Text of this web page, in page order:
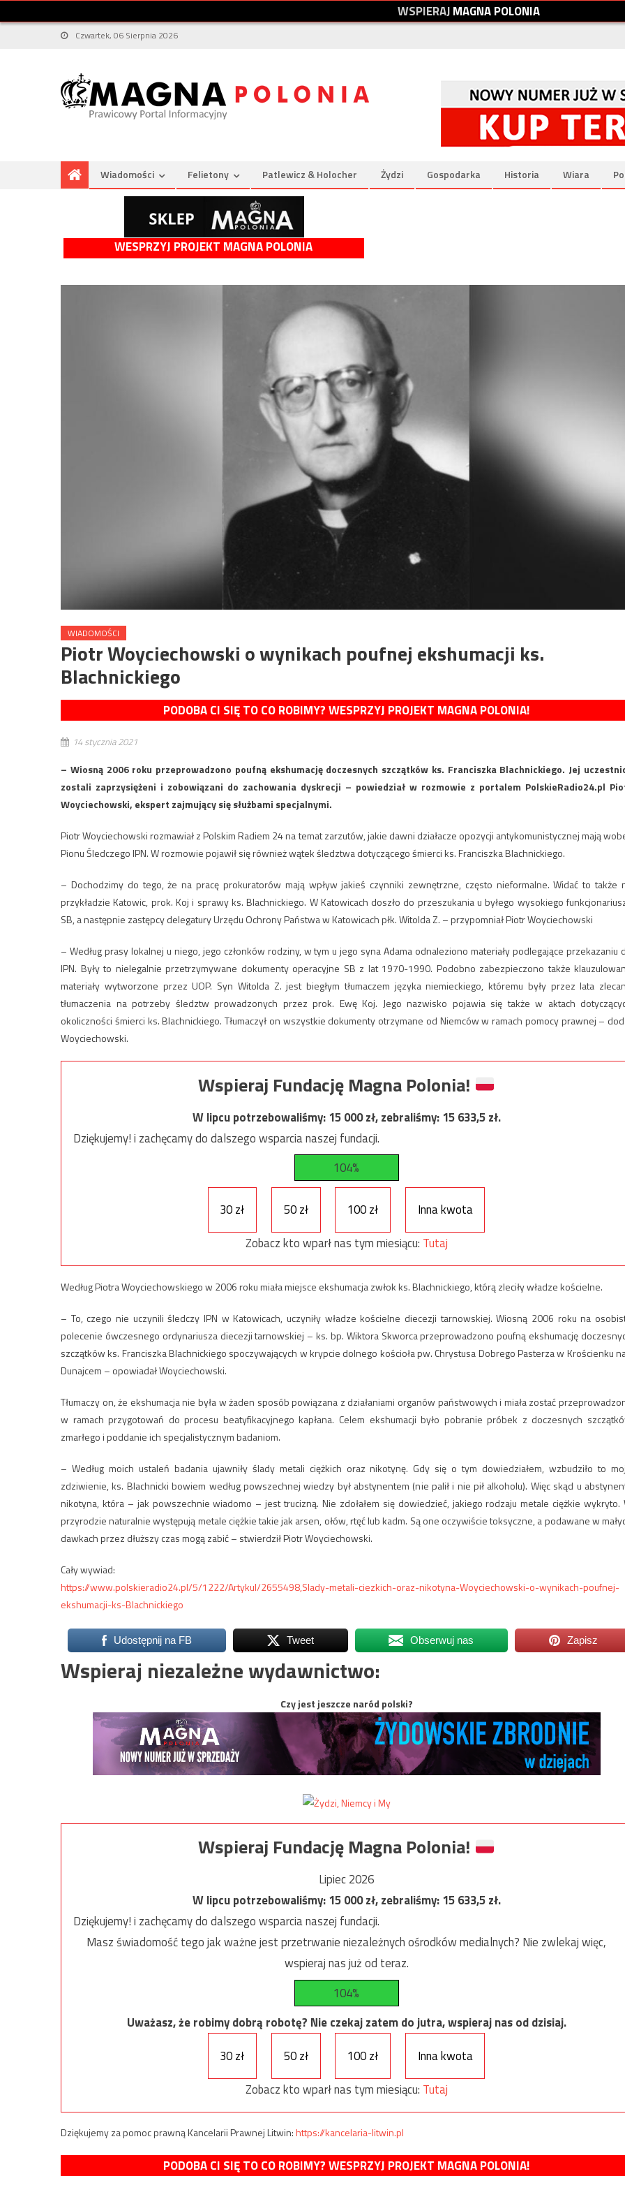
WSPIERAJMAGNAPOLONIA
Czwartek, 06 Sierpnia 2026
Wiadomości Felietony Patlewicz & Holocher Żydzi Gospodarka Historia Wiara
WESPRZYJ PROJEKT MAGNA POLONIA
WIADOMOŚCI
Piotr Woyciechowski o wynikach poufnej ekshumacji ks.
Blachnickiego
PODOBA CI SIĘ TO CO ROBIMY? WESPRZYJ PROJEKT MAGNA POLONIA!
14 stycznia 2021
– Wiosną 2006 roku przeprowadzono poufną ekshumację doczesnych szczątków ks. Franciszka Blachnickiego. Jej
zostali zaprzysiężeni i zobowiązani do zachowania dyskrecji – powiedział w rozmowie z portalem PolskieRadio24.pl
Woyciechowski, ekspert zajmujący się służbami specjalnymi.
Piotr Woyciechowski rozmawiał z Polskim Radiem 24 na temat zarzutów, jakie dawni działacze opozycji antykomunistycznej mają
Pionu Śledczego IPN. W rozmowie pojawił się również wątek śledztwa dotyczącego śmierci ks. Franciszka Blachnickiego.
– Dochodzimy do tego, że na pracę prokuratorów mają wpływ jakieś czynniki zewnętrzne, często nieformalne. Widać to także
przykładzie Katowic, prok. Koj i sprawy ks. Blachnickiego. W Katowicach doszło do przeszukania u byłego wysokiego
SB, a następnie zastępcy delegatury Urzędu Ochrony Państwa w Katowicach płk. Witolda Z. – przypomniał Piotr Woyciechowski
– Według prasy lokalnej u niego, jego członków rodziny, w tym u jego syna Adama odnaleziono materiały podlegające przekazaniu
IPN. Były to nielegalnie przetrzymywane dokumenty operacyjne SB z lat 1970-1990. Podobno zabezpieczono także
materiały wytworzone przez UOP. Syn Witolda Z. jest biegłym tłumaczem języka niemieckiego, któremu były przez lata
tłumaczenia na potrzeby śledztw prowadzonych przez prok. Ewę Koj. Jego nazwisko pojawia się także w aktach
okoliczności śmierci ks. Blachnickiego. Tłumaczył on wszystkie dokumenty otrzymane od Niemców w ramach pomocy prawnej –
Woyciechowski.
Wspieraj Fundację Magna Polonia!
W lipcu potrzebowaliśmy:15 000zł, zebraliśmy:15 633,5zł.
Dziękujemy! i zachęcamy do dalszego wsparcia naszej fundacji.
104%
30 zł 50 zł 100 zł
Inna kwota
Zobacz kto wparł nas tym miesiącu: Tutaj
Według Piotra Woyciechowskiego w 2006 roku miała miejsce ekshumacja zwłok ks. Blachnickiego, którą zleciły władze kościelne.
– To, czego nie uczynili śledczy IPN w Katowicach, uczyniły władze kościelne diecezji tarnowskiej. Wiosną 2006 roku na
polecenie ówczesnego ordynariusza diecezji tarnowskiej – ks. bp. Wiktora Skworca przeprowadzono poufną ekshumację
szczątków ks. Franciszka Blachnickiego spoczywających w krypcie dolnego kościoła pw. Chrystusa Dobrego Pasterza w Krościenku
Dunajcem – opowiadał Woyciechowski.
Tłumaczy on, że ekshumacja nie była w żaden sposób powiązana z działaniami organów państwowych i miała zostać
w ramach przygotowań do procesu beatyfikacyjnego kapłana. Celem ekshumacji było pobranie próbek z doczesnych
zmarłego i poddanie ich specjalistycznym badaniom.
– Według moich ustaleń badania ujawniły ślady metali ciężkich oraz nikotynę. Gdy się o tym dowiedziałem, wzbudziło to
zdziwienie, ks. Blachnicki bowiem według powszechnej wiedzy był abstynentem (nie palił i nie pił alkoholu). Więc skąd u
nikotyna, która – jak powszechnie wiadomo – jest trucizną. Nie zdołałem się dowiedzieć, jakiego rodzaju metale ciężkie wykryto.
przyrodzie naturalnie występują metale ciężkie takie jak arsen, ołów, rtęć lub kadm. Są one oczywiście toksyczne, a podawane w
dawkach przez dłuższy czas mogą zabić – stwierdził Piotr Woyciechowski.
Cały wywiad:
https://www.polskieradio24.pl/5/1222/Artykul/2655498,Slady-metali-ciezkich-oraz-nikotyna-Woyciechowski-o-wynikach-poufnej-
ekshumacji-ks-Blachnickiego
Udostępnij na FB Tweet Obserwuj nas Zapisz
Wspieraj niezależne wydawnictwo:
Czy jest jeszcze naród polski?
Wspieraj Fundację Magna Polonia!
Lipiec 2026
W lipcu potrzebowaliśmy:15 000zł, zebraliśmy:15 633,5zł.
Dziękujemy! i zachęcamy do dalszego wsparcia naszej fundacji.
Masz świadomość tego jak ważne jest przetrwanie niezależnych ośrodków medialnych? Nie zwlekaj więc,
wspieraj nas już od teraz.
104%
Uważasz, że robimy dobrą robotę? Nie czekaj zatem do jutra, wspieraj nas od dzisiaj.
30 zł
50 zł 100 zł
Inna kwota
Zobacz kto wparł nas tym miesiącu: Tutaj
Dziękujemy za pomoc prawną Kancelarii Prawnej Litwin:https://kancelaria-litwin.pl
PODOBA CI SIĘ TO CO ROBIMY? WESPRZYJ PROJEKT MAGNA POLONIA!